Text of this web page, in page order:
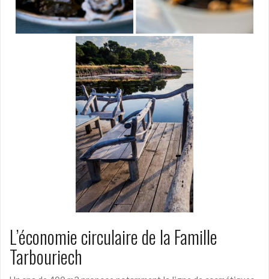
L’économie circulaire de la Famille
Tarbouriech